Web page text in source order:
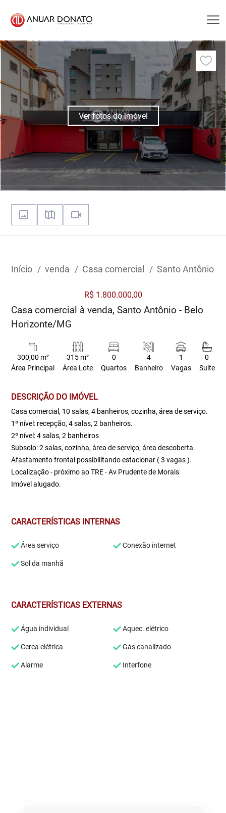
Ver fotos do imóvel
Início venda Casa comercial Santo Antônio
R$ 1.800.000,00
Casa comercial à venda, Santo Antônio - Belo
Horizonte/MG
300,00 m²
Área Principal
315 m²
Área Lote
0
Quartos
4
Banheiro
1
Vagas
0
Suite
DESCRIÇÃO DO IMÓVEL
Casa comercial, 10 salas, 4 banheiros, cozinha, área de serviço.
1º nível: recepção, 4 salas, 2 banheiros.
2º nível: 4 salas, 2 banheiros
Subsolo: 2 salas, cozinha, área de serviço, área descoberta.
Afastamento frontal possibilitando estacionar ( 3 vagas ).
Localização - próximo ao TRE - Av Prudente de Morais
Imóvel alugado.
CARACTERÍSTICAS INTERNAS
Área serviço Conexão internet
Sol da manhã
CARACTERÍSTICAS EXTERNAS
Água individual Aquec. elétrico
Cerca elétrica Gás canalizado
Alarme Interfone